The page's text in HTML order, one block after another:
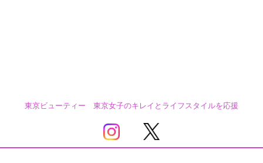
東京ビューティー 東京女子のキレイとライフスタイルを応援